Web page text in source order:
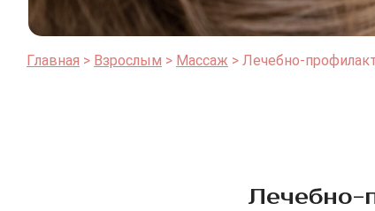
Главная Взрослым Массаж Лечебно-
Лечебно-